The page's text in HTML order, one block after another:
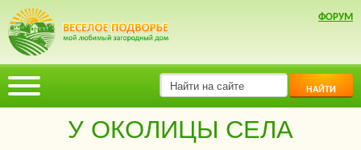
ФОРУМ
НАЙТИ
У ОКОЛИЦЫ СЕЛА